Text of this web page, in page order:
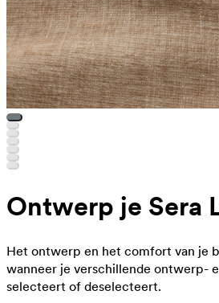
Ontwerp je Sera
Het ontwerp en het comfort van je
wanneer je verschillende ontwerp-
selecteert of deselecteert.